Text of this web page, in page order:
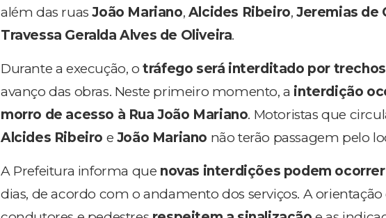
além das ruasJoão Mariano, Alcides Ribeiro,Jeremias de
Travessa Geralda Alves de Oliveira.
Durante a execução, otráfego será interditado por trechos
avanço das obras. Neste primeiro momento, a interdição
morro de acesso à Rua João Mariano. Motoristas que
Alcides Ribeiro e João Mariano não terão passagem pelo
A Prefeitura informa que novas interdições podem ocorrer
dias, de acordo com o andamento dos serviços. A orientação